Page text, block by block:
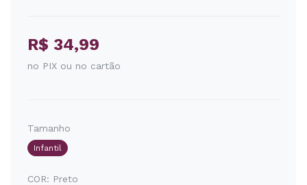
R$ 34,99
no PIX ou no cartão
Tamanho
Infantil
COR: Preto